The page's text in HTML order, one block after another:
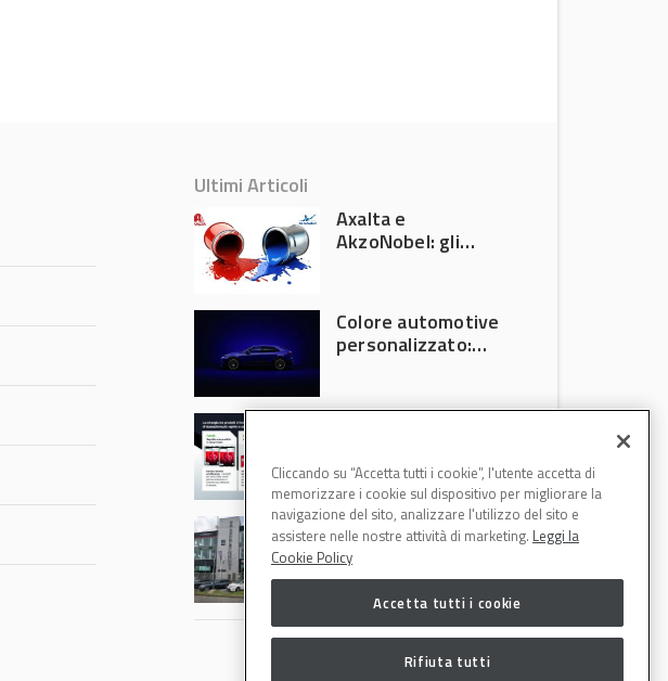
Ultimi Articoli
Axalta e
AkzoNobel: gli
Colore automotive
personalizzato:
diventa ingegneria
che riducono
consumi energetici,
tempi e costi in
carrozzeria
Il Gruppo Intergea
si rafforza in
Lombardia
Cliccando su “Accetta tutti i cookie”, l'utente accetta di
memorizzare i cookie sul dispositivo per migliorare la
navigazione del sito, analizzare l'utilizzo del sito e
assistere nelle nostre attività di marketing. Leggi la
Cookie Policy
Accetta tutti i cookie
Rifiuta tutti